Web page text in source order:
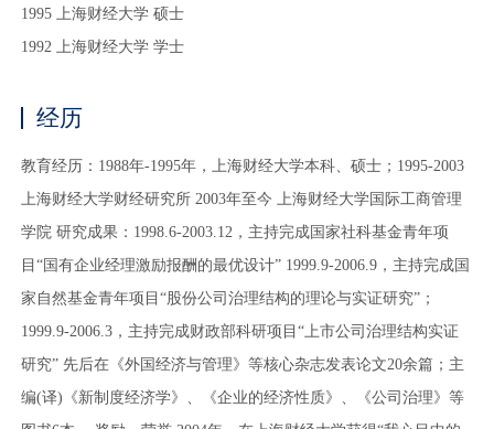
1995 上海财经大学 硕士
1992 上海财经大学 学士
经历
教育经历：1988年-1995年，上海财经大学本科、硕士；1995-2003
上海财经大学财经研究所 2003年至今 上海财经大学国际工商管理
学院 研究成果：1998.6-2003.12，主持完成国家社科基金青年项
目“国有企业经理激励报酬的最优设计” 1999.9-2006.9，主持完成国
家自然基金青年项目“股份公司治理结构的理论与实证研究”；
1999.9-2006.3，主持完成财政部科研项目“上市公司治理结构实证
研究” 先后在《外国经济与管理》等核心杂志发表论文20余篇；主
编(译)《新制度经济学》、《企业的经济性质》、《公司治理》等